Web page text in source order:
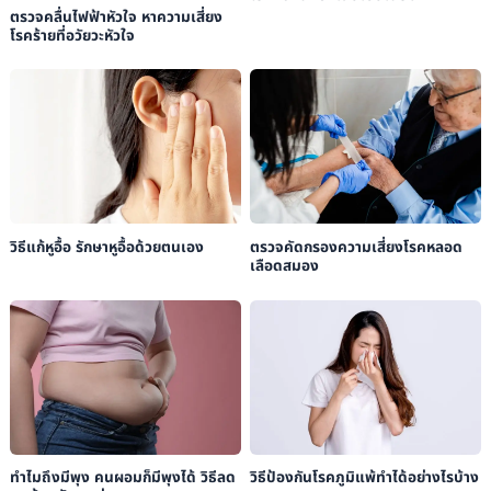
ตรวจคลื่นไฟฟ้าหัวใจ หาความเสี่ยง
โรคร้ายที่อวัยวะหัวใจ
วิธีแก้หูอื้อ รักษาหูอื้อด้วยตนเอง
ตรวจคัดกรองความเสี่ยงโรคหลอด
เลือดสมอง
ทำไมถึงมีพุง คนผอมก็มีพุงได้ วิธีลด
วิธีป้องกันโรคภูมิแพ้ทำได้อย่างไรบ้าง